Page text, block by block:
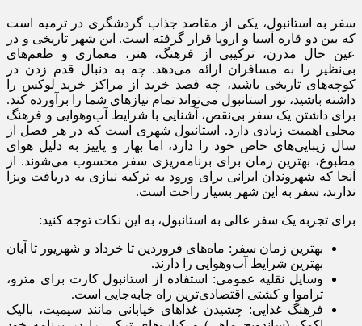
سفر به استانبول، یکی از مقاصد جذاب گردشگری در ترمیه است
که بین دو قاره آسیا و اروپا قرار گرفته است. این شهر تاریخی و در
عین حال مدرن، ترکیبی از فرهنگ، هنر، معماری و طعم‌های
بی‌نظیر را به مسافران ارائه می‌دهد. چه به دنبال قدم زدن در
کوچه‌های تاریخی باشید، چه قصد خرید از مراکز خرید لوکس را
داشته باشید، تور استانبول می‌تواند تمام نیازهای شما را برآورده کند.
برای داشتن یک سفر بی‌نقص، آشنایی با شرایط آب‌وهوایی و فرهنگ
محلی اهمیت زیادی دارد. استانبول شهری است که در هر فصل از
سال زیبایی‌های خاص خود را دارد، اما بهار و پاییز به دلیل هوای
مطبوع، بهترین زمان برای برنامه‌ریزی سفر محسوب می‌شوند. از
آنجا که شهروندان ایرانی برای ورود به ترکیه نیازی به دریافت ویزا
ندارند، سفر به این شهر بسیار راحت است.
برای تجربه یک سفر عالی به استانبول، به این نکات توجه کنید:
بهترین زمان سفر: ماه‌های فروردین تا خرداد و شهریور تا آبان
بهترین شرایط آب‌وهوایی را دارند.
وسایل نقلیه عمومی: استفاده از استانبول کارت برای مترو،
تراموا و کشتی اقتصادی‌ترین راه جابه‌جایی است.
فرهنگ غذایی: چشیدن غذاهای خیابانی مانند سیمیت، بالیک